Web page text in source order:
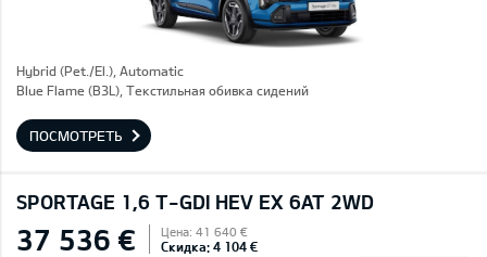
Hybrid (Pet./El.), Automatic
Blue Flame (B3L), Текстильная обивка сидений
ПОСМОТРЕТЬ
SPORTAGE 1,6 T-GDI HEV EX 6AT 2WD
37 536 € Цена: 41 640 €
Скидка: 4 104 €